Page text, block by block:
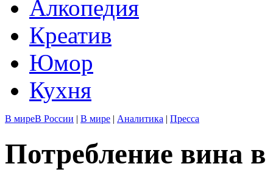
Алкопедия
Креатив
Юмор
Кухня
В миреВ России | В мире | Аналитика | Пресса
Потребление вина